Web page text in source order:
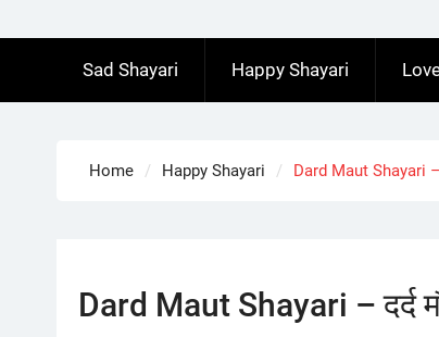
Sad Shayari Happy Shayari
Home Happy Shayari Dard Maut Shayari –
Dard Maut Shayari – दर्द